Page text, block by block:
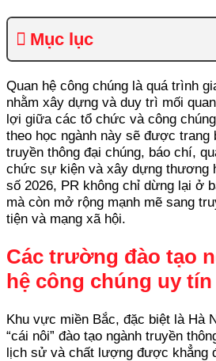
Mục lục
Quan hệ công chúng là quá trình
nhằm xây dựng và duy trì mối
lợi giữa các tổ chức và công
theo học ngành này sẽ được
truyền thông đại chúng, báo chí,
chức sự kiện và xây dựng thương
số 2026, PR không chỉ dừng lại ở
mà còn mở rộng mạnh mẽ sang
tiện và mạng xã hội.
Các trường đào tạo
hệ công chúng uy
Khu vực miền Bắc, đặc biệt là Hà
“cái nôi” đào tạo ngành truyền
lịch sử và chất lượng được khẳng